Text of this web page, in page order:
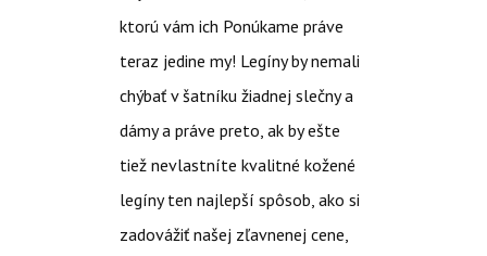
ktorú vám ich Ponúkame práve
teraz jedine my! Legíny by nemali
chýbať v šatníku žiadnej slečny a
dámy a práve preto, ak by ešte
tiež nevlastníte kvalitné kožené
legíny ten najlepší spôsob, ako si
zadovážiť našej zľavnenej cene,